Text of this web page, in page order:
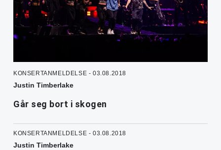
KONSERTANMELDELSE - 03.08.2018
Justin Timberlake
Går seg bort i skogen
KONSERTANMELDELSE - 03.08.2018
Justin Timberlake